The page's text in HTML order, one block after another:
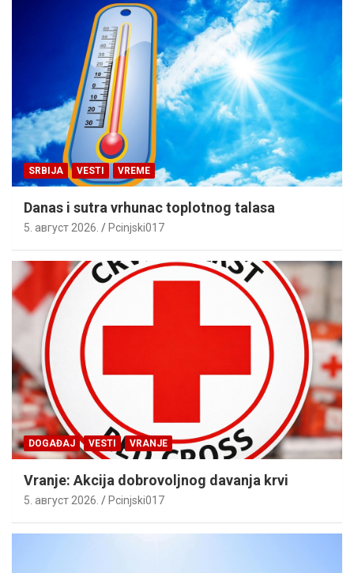
SRBIJA VESTI VREME
Danas i sutra vrhunac toplotnog talasa
5. август 2026. Pcinjski017
DOGAĐAJ VESTI VRANJE
Vranje: Akcija dobrovoljnog davanja krvi
5. август 2026. Pcinjski017